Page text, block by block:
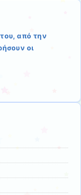
από την
οι